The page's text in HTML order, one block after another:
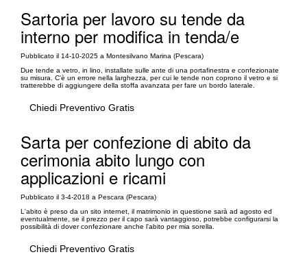
Sartoria per lavoro su tende da
interno per modifica in tenda/e
Pubblicato il 14-10-2025 a Montesilvano Marina (Pescara)
Due tende a vetro, in lino, installate sulle ante di una portafinestra e confezionate
su misura. C'è un errore nella larghezza, per cui le tende non coprono il vetro e si
tratterebbe di aggiungere della stoffa avanzata per fare un bordo laterale.
Chiedi Preventivo Gratis
Sarta per confezione di abito da
cerimonia abito lungo con
applicazioni e ricami
Pubblicato il 3-4-2018 a Pescara (Pescara)
L'abito è preso da un sito internet, il matrimonio in questione sarà ad agosto ed
eventualmente, se il prezzo per il capo sarà vantaggioso, potrebbe configurarsi la
possibilità di dover confezionare anche l'abito per mia sorella.
Chiedi Preventivo Gratis